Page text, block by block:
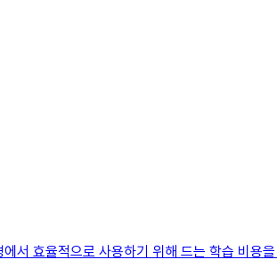
서 효율적으로 사용하기 위해 드는 학습 비용